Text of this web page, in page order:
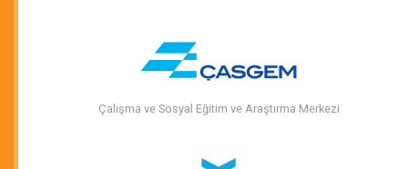
Çalışma ve Sosyal Eğitim ve Araştırma Merkezi